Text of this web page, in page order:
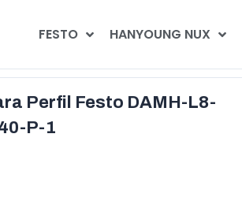
FESTO HANYOUNG NUX
Perfil Festo DAMH-L8-
P-1